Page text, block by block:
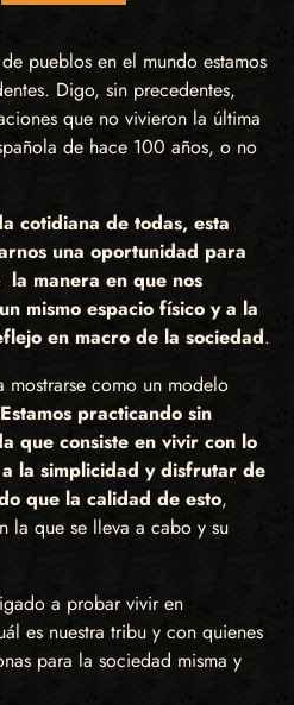
pueblos en el mundo estamos
Digo, sin precedentes,
que no vivieron la última
de hace 100 años, o no
cotidiana de todas, esta
una oportunidad para
manera en que nos
mismo espacio físico y a la
en macro de la sociedad.
mostrarse como un modelo
Estamos practicando sin
que consiste en vivir con lo
la simplicidad y disfrutar de
que la calidad de esto,
que se lleva a cabo y su
a probar vivir en
es nuestra tribu y con quienes
para la sociedad misma y